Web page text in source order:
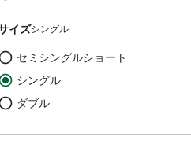
イズシングル
セミシングルショート
シングル
ダブル